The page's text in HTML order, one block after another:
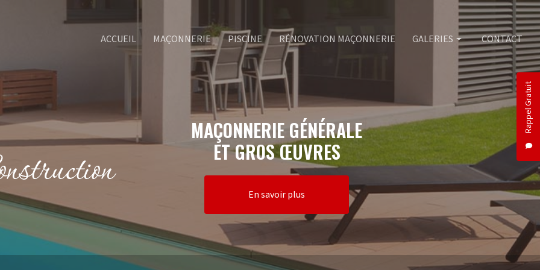
Rappel Gratuit
ACCUEIL MAÇONNERIE PISCINE RÉNOVATION MAÇONNERIE GALERIES
Maçonnerie
Piscine
Rénovation maçonnerie
CONTACT
MAÇONNERIE GÉNÉRALE
ET GROS ŒUVRES
En savoir plus